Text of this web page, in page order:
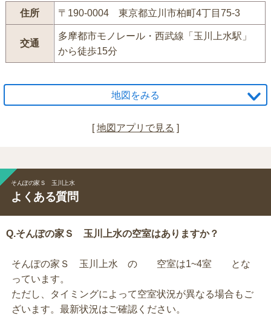
住所 〒190-0004 東京都立川市柏町4丁目75-3
交通
多摩都市モノレール・西武線「玉川上水駅」
から徒歩15分
地図をみる
[地図アプリで見る ]
そんぽの家Ｓ 玉川上水
よくある質問
Q.そんぽの家Ｓ 玉川上水の空室はありますか？
そんぽの家Ｓ 玉川上水 の 空室は1~4室 とな
っています。
ただし、タイミングによって空室状況が異なる場合もご
ざいます。最新状況はご確認ください。